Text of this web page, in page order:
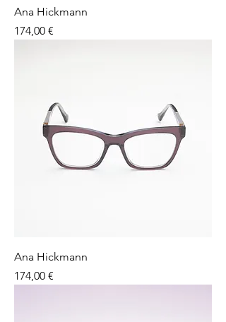
Ana Hickmann
Preço
174,00 €
Ana Hickmann
Preço
174,00 €